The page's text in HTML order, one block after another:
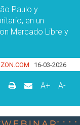
Paulo y
en un
Mercado Libre y
16-03-2026
A+ A-